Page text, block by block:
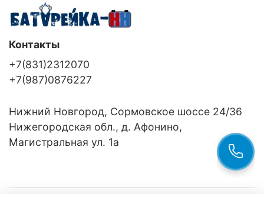
Контакты
+7(831)2312070
+7(987)0876227
Нижний Новгород, Сормовское шоссе 24/36
Нижегородская обл., д. Афонино,
Магистральная ул. 1а